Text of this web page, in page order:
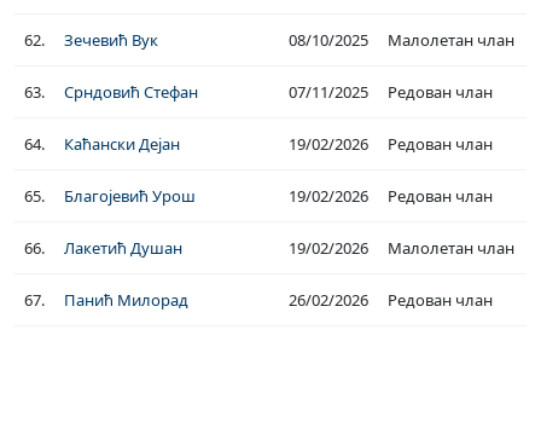
62. Зечевић Вук 08/10/2025 Малолетан члан
63. Срндовић Стефан 07/11/2025 Редован члан
64. Каћански Дејан 19/02/2026 Редован члан
65. Благојевић Урош 19/02/2026 Редован члан
66. Лакетић Душан 19/02/2026 Малолетан члан
67. Панић Милорад 26/02/2026 Редован члан